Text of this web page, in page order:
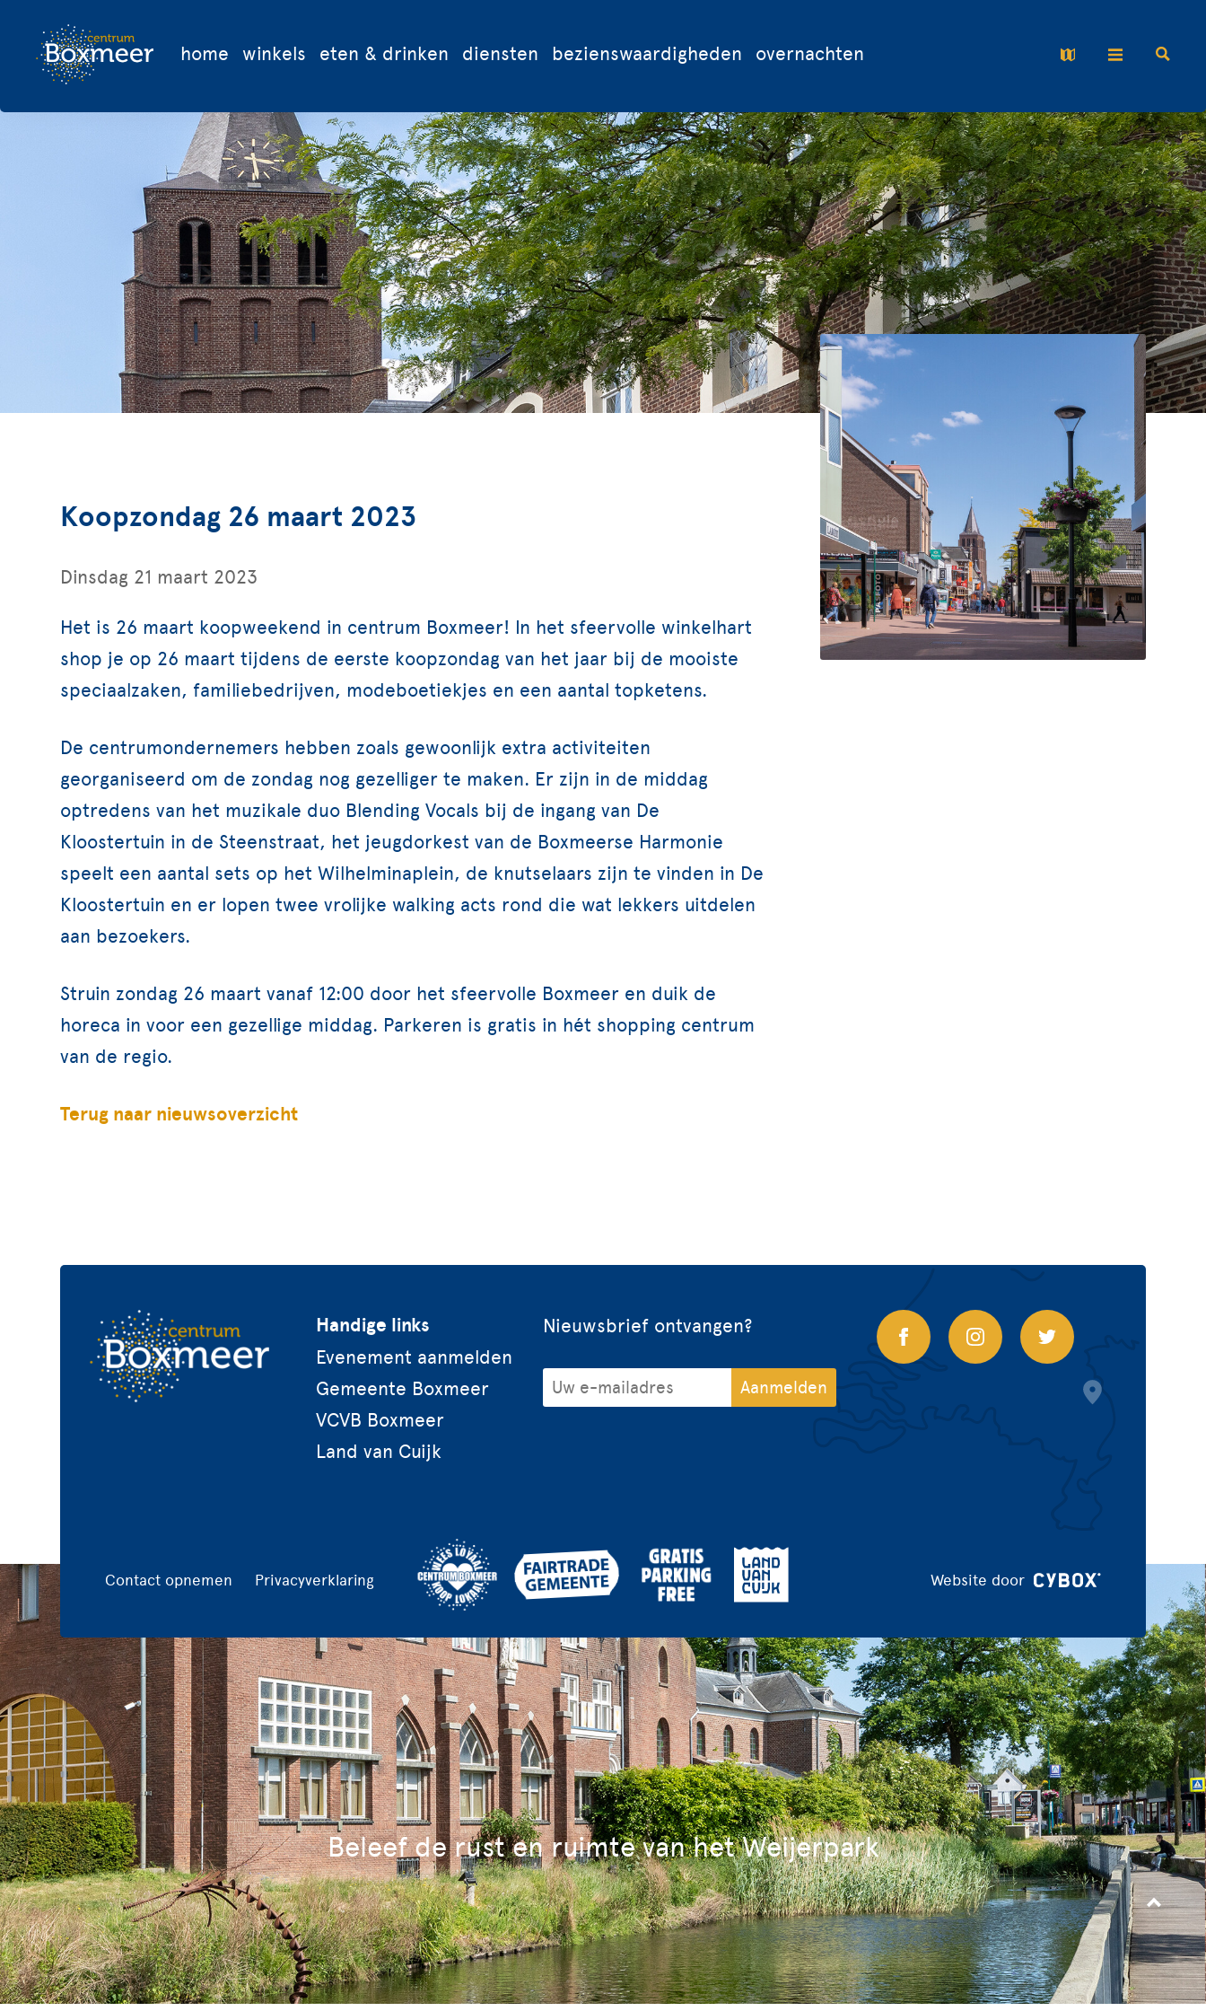
home winkels eten & drinken diensten bezienswaardigheden overnachten
Koopzondag 26 maart 2023
Dinsdag 21 maart 2023
Het is 26 maart koopweekend in centrum Boxmeer! In het sfeervolle winkelhart
shop je op 26 maart tijdens de eerste koopzondag van het jaar bij de mooiste
speciaalzaken, familiebedrijven, modeboetiekjes en een aantal topketens.
De centrumondernemers hebben zoals gewoonlijk extra activiteiten
georganiseerd om de zondag nog gezelliger te maken. Er zijn in de middag
optredens van het muzikale duo Blending Vocals bij de ingang van De
Kloostertuin in de Steenstraat, het jeugdorkest van de Boxmeerse Harmonie
speelt een aantal sets op het Wilhelminaplein, de knutselaars zijn te vinden in De
Kloostertuin en er lopen twee vrolijke walking acts rond die wat lekkers uitdelen
aan bezoekers.
Struin zondag 26 maart vanaf 12:00 door het sfeervolle Boxmeer en duik de
horeca in voor een gezellige middag. Parkeren is gratis in hét shopping centrum
van de regio.
Terug naar nieuwsoverzicht
Handige links
Evenement aanmelden
Gemeente Boxmeer
VCVB Boxmeer
Land van Cuijk
Nieuwsbrief ontvangen?
Contact opnemen Privacyverklaring Website door
Beleef de rust en ruimte van het Weijerpark